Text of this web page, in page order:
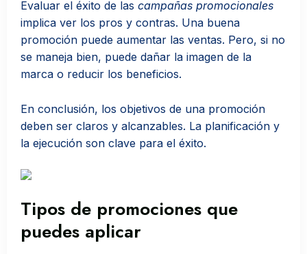
Evaluar el éxito de las campañas promocionales
implica ver los pros y contras. Una buena
promoción puede aumentar las ventas. Pero, si no
se maneja bien, puede dañar la imagen de la
marca o reducir los beneficios.
En conclusión, los objetivos de una promoción
deben ser claros y alcanzables. La planificación y
la ejecución son clave para el éxito.
Tipos de promociones que
puedes aplicar